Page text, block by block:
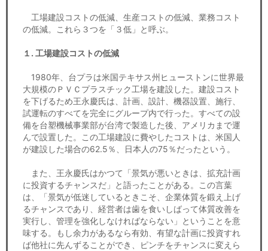
工場建設コストの低減、生産コストの低減、業務コスト
の低減。これら３つを「３低」と呼ぶ。
１. 工場建設コストの低減
1980年、台プラは米国テキサス州ヒューストンに世界最
大規模のＰＶＣプラスチック工場を建設した。建設コスト
を下げるため王永慶氏は、計画、設計、機器設置、施行、
試運転のすべてを完全にグループ内で行った。すべての設
備を台塑機械事業部が台湾で製造した後、アメリカまで運
んで設置した。この工場建設に費やしたコストは、米国人
が建設した場合の62.5％、日本人の75％だったという。
また、王永慶氏はかつて「景気が悪いときは、拡充計画
に投資するチャンスだ」と語ったことがある。この言葉
は、「景気が低迷しているときこそ、企業体質を鍛え上げ
るチャンスであり、経営者は歯を食いしばって体質改善を
実行し、管理を強化しなければならない」ということを意
味する。もし余力があるなら有効、有望な計画に投資すれ
ば他社に先んずることができ、ピンチをチャンスに変えら